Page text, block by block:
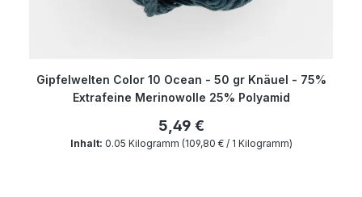
Gipfelwelten Color 10 Ocean - 50 gr Knäuel - 75%
Extrafeine Merinowolle 25% Polyamid
5,49 €
Inhalt: 0.05 Kilogramm (109,80 € / 1 Kilogramm)